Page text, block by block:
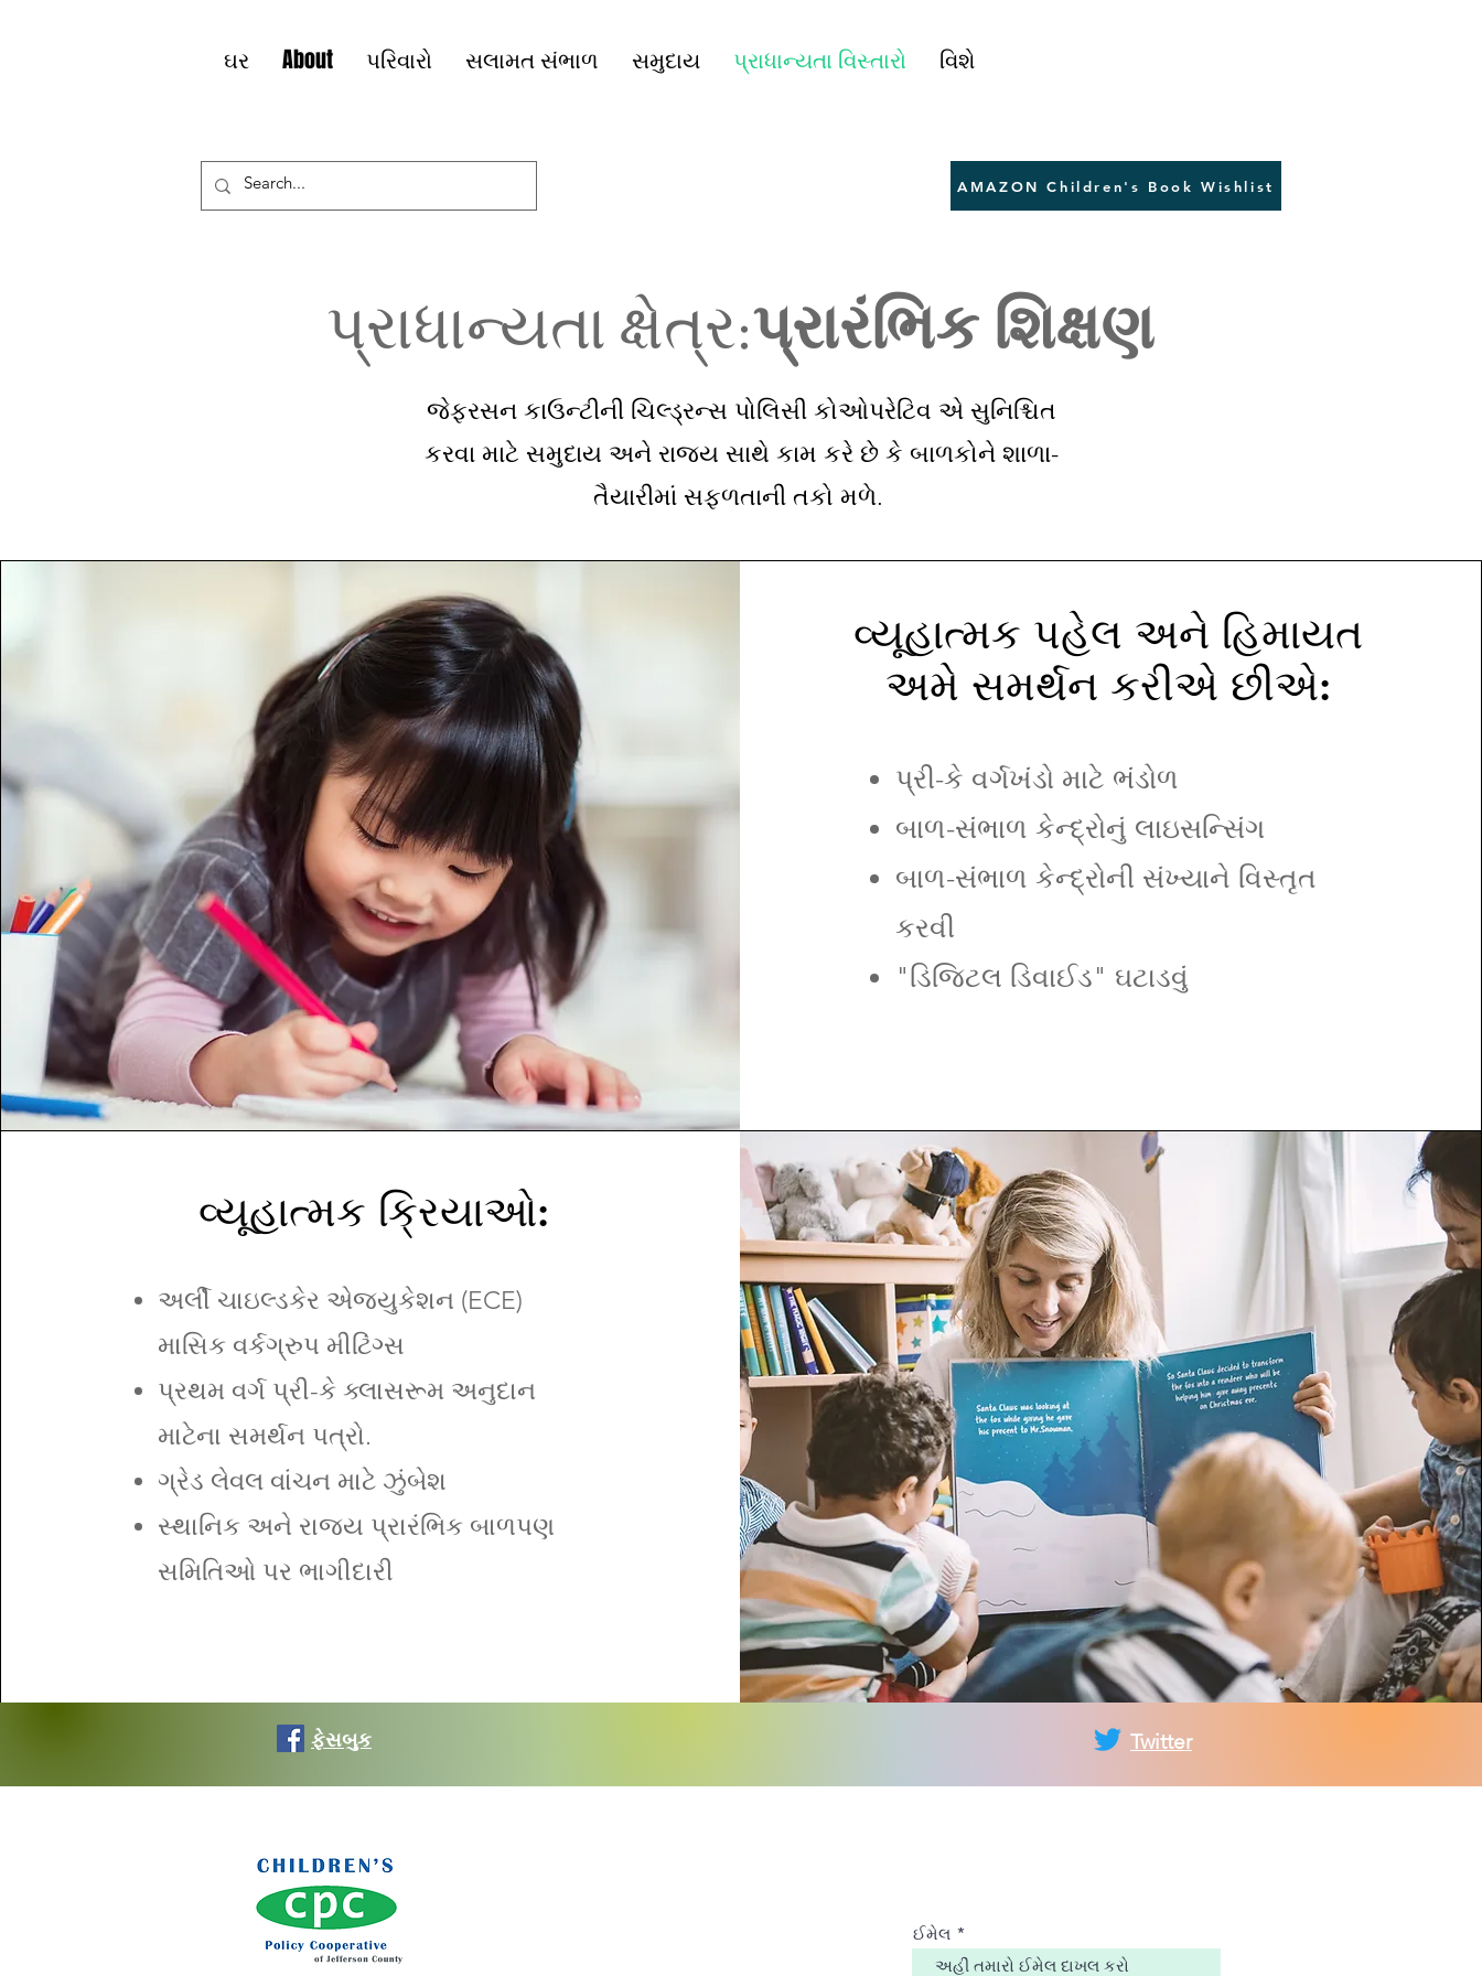
ઘર About પરિવારો સલામત સંભાળ સમુદાય પ્રાધાન્યતા વિસ્તારો વિશે
AMAZON Children's Book Wishlist
પ્રાધાન્યતા ક્ષેત્ર:પ્રારંભિક શિક્ષણ
જેફરસન કાઉન્ટીની ચિલ્ડ્રન્સ પોલિસી કોઓપરેટિવ એ સુનિશ્ચિત
કરવા માટે સમુદાય અને રાજ્ય સાથે કામ કરે છે કે બાળકોને શાળા-
તૈયારીમાં સફળતાની તકો મળે.
વ્યૂહાત્મક પહેલ અને હિમાયત
અમે સમર્થન કરીએ છીએ:
પ્રી-કે વર્ગખંડો માટે ભંડોળ
બાળ-સંભાળ કેન્દ્રોનું લાઇસન્સિંગ
બાળ-સંભાળ કેન્દ્રોની સંખ્યાને વિસ્તૃત
કરવી
"ડિજિટલ ડિવાઈડ" ઘટાડવું
વ્યૂહાત્મક ક્રિયાઓ:
અર્લી ચાઇલ્ડકેર એજ્યુકેશન (ECE)
માસિક વર્કગ્રુપ મીટિંગ્સ
પ્રથમ વર્ગ પ્રી-કે ક્લાસરૂમ અનુદાન
માટેના સમર્થન પત્રો.
ગ્રેડ લેવલ વાંચન માટે ઝુંબેશ
સ્થાનિક અને રાજ્ય પ્રારંભિક બાળપણ
સમિતિઓ પર ભાગીદારી
ફેસબુક Twitter
ઈમેલ